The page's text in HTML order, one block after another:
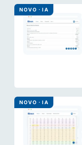
NOVO · IA
NOVO · IA